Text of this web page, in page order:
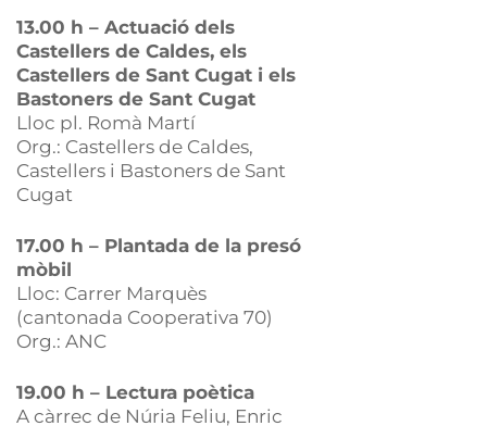
13.00 h – Actuació dels
Castellers de Caldes, els
Castellers de Sant Cugat i els
Bastoners de Sant Cugat
Lloc pl. Romà Martí
Org.: Castellers de Caldes,
Castellers i Bastoners de Sant
Cugat
17.00 h – Plantada de la presó
mòbil
Lloc: Carrer Marquès
(cantonada Cooperativa 70)
Org.: ANC
19.00 h – Lectura poètica
A càrrec de Núria Feliu, Enric